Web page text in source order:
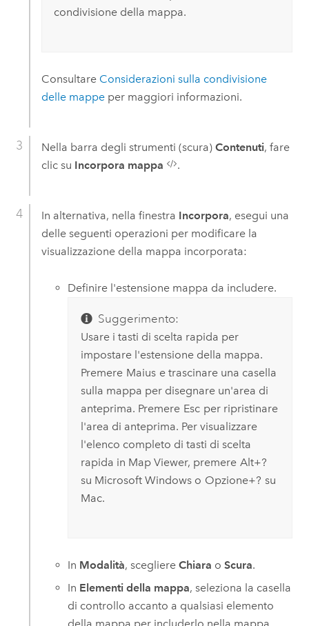
condivisione della mappa.
Consultare Considerazioni sulla condivisione
delle mappeper maggiori informazioni.
Nella barra degli strumenti (scura) Contenuti, fare
clic su Incorpora mappa .
In alternativa, nella finestra Incorpora, esegui una
delle seguenti operazioni per modificare la
visualizzazione della mappa incorporata:
Definire l'estensione mappa da includere.
Suggerimento:
Usare i tasti di scelta rapida per
impostare l'estensione della mappa.
Premere Maius e trascinare una casella
sulla mappa per disegnare un'area di
anteprima. Premere Esc per ripristinare
l'area di anteprima. Per visualizzare
l'elenco completo di tasti di scelta
rapida in Map Viewer, premere Alt+?
su Microsoft Windowso Opzione+? su
Mac.
In Modalità, scegliereChiara oScura.
In Elementi della mappa, seleziona la casella
di controllo accanto a qualsiasi elemento